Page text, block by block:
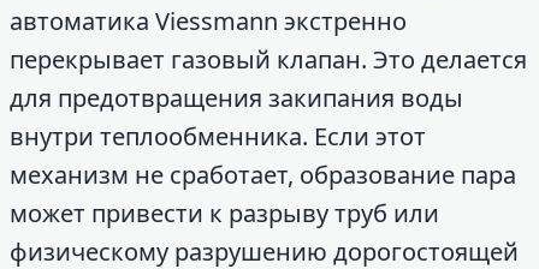
автоматика Viessmann экстренно
перекрывает газовый клапан. Это делается
для предотвращения закипания воды
внутри теплообменника. Если этот
механизм не сработает, образование пара
может привести к разрыву труб или
физическому разрушению дорогостоящей